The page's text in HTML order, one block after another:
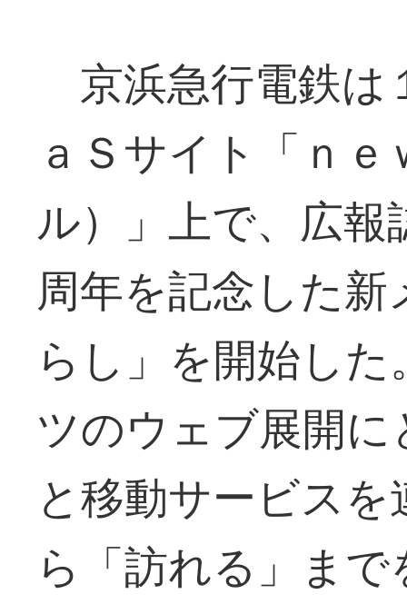
京浜急行電鉄は
ａＳサイト「ｎ
ル）」上で、広
周年を記念した
らし」を開始し
ツのウェブ展開
と移動サービス
ら「訪れる」ま